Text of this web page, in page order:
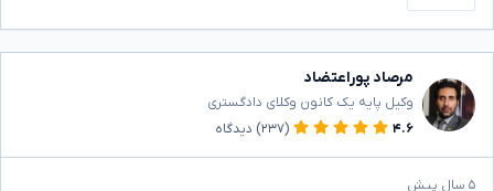
مرصاد پوراعتضاد
وکیل پایه یک کانون وکلای دادگستری
۴.۶
(۲۳۷) دیدگاه
۵ سال پیش